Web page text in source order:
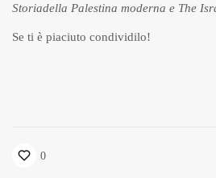
Storiadella Palestina moderna e The
Se ti è piaciuto condividilo!
0